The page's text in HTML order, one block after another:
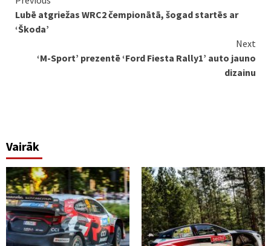
Reading
Lubē atgriežas WRC2 čempionātā, šogad startēs ar
‘Škoda’
Next
‘M-Sport’ prezentē ‘Ford Fiesta Rally1’ auto jauno
dizainu
Vairāk